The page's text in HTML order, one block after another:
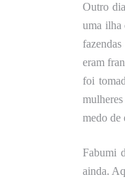
Outro
uma ilha
eram
foi
medo de
Fabumi
ainda.